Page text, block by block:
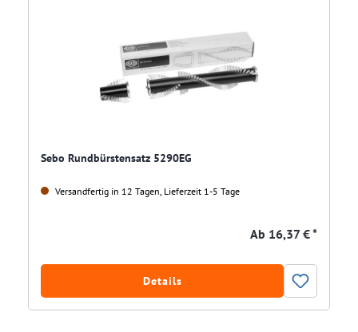
Sebo Rundbürstensatz 5290EG
Versandfertig in 12 Tagen, Lieferzeit 1-5 Tage
Ab 16,37 € *
Details